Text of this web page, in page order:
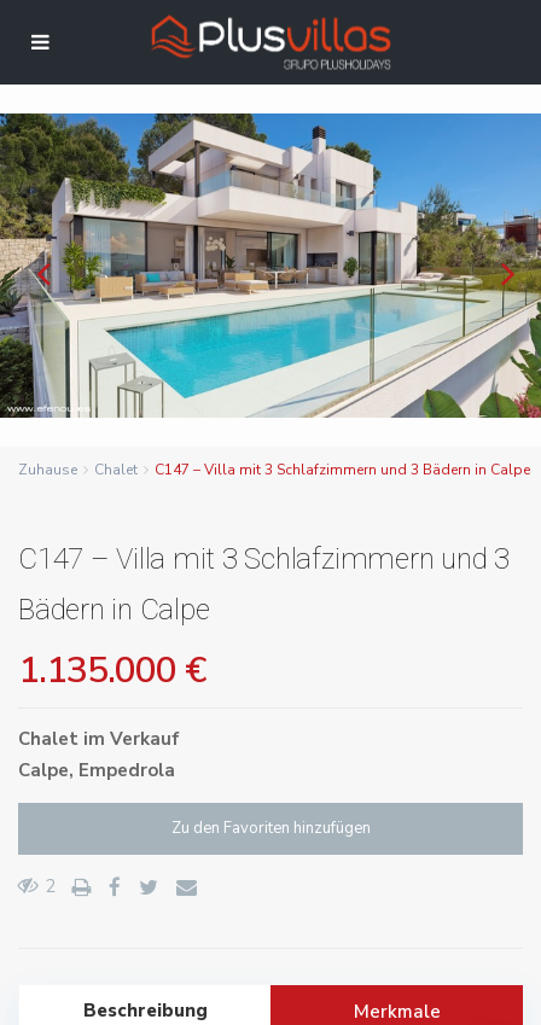
Zuhause Chalet C147 – Villa mit 3 Schlafzimmern und 3 Bädern in Calpe
C147 – Villa mit 3 Schlafzimmern und 3
Bädern in Calpe
1.135.000 €
Chalet im Verkauf
Calpe, Empedrola
Zu den Favoriten hinzufügen
2
Beschreibung Merkmale